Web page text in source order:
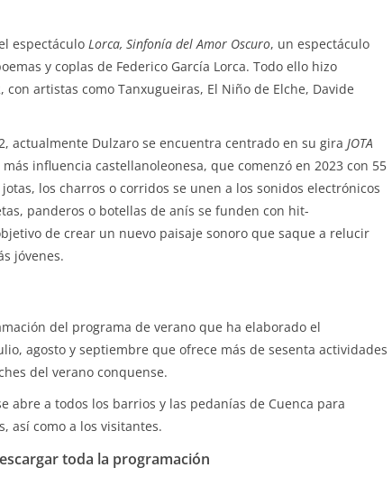
espectáculo Lorca, Sinfonía del Amor Oscuro, un espectáculo
y coplas de Federico García Lorca. Todo ello hizo
artistas como Tanxugueiras, El Niño de Elche, Davide
actualmente Dulzaro se encuentra centrado en su gira JOTA
influencia castellanoleonesa, que comenzó en 2023 con 55
los charros o corridos se unen a los sonidos electrónicos
panderos o botellas de anís se funden con hit-
de crear un nuevo paisaje sonoro que saque a relucir
jóvenes.
del programa de verano que ha elaborado el
agosto y septiembre que ofrece más de sesenta actividades
del verano conquense.
abre a todos los barrios y las pedanías de Cuenca para
así como a los visitantes.
toda la programación